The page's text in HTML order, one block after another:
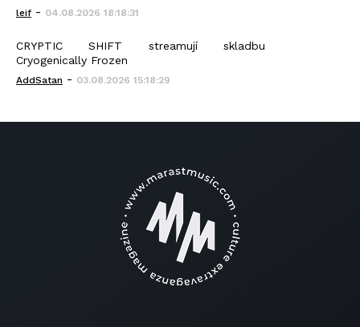
leif - 04.08.2026 18:18:31
CRYPTIC SHIFT streamují skladbu
Cryogenically Frozen
AddSatan - 03.08.2026 15:18:29